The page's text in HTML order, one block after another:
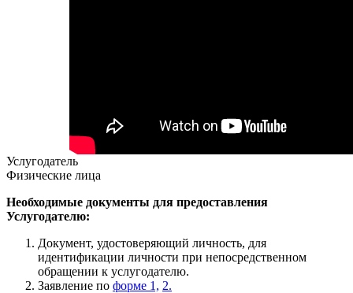
Услугодатель
Физические лица
Необходимые документы для предоставления
Услугодателю:
Документ, удостоверяющий личность, для
идентификации личности при непосредственном
обращении к услугодателю.
Заявление по форме 1, 2.